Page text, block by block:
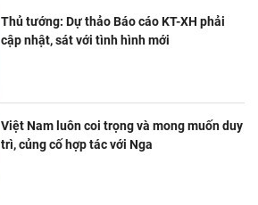
Thủ tướng: Dự thảo Báo cáo KT-XH phải
cập nhật, sát với tình hình mới
Việt Nam luôn coi trọng và mong muốn duy
trì, củng cố hợp tác với Nga